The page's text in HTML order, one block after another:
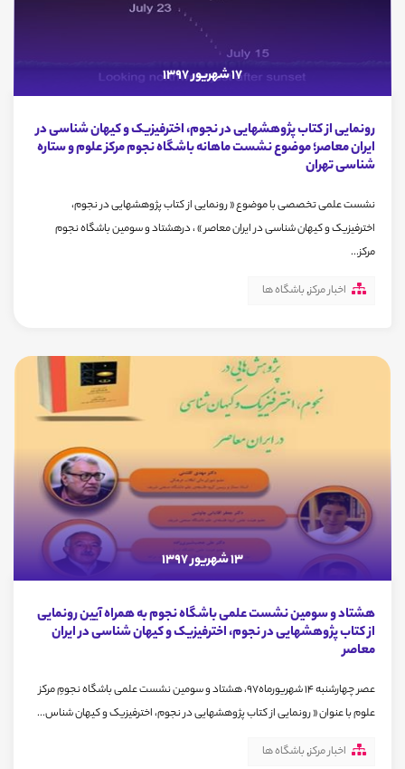
17 شهریور 1397
رونمایی از کتاب پژوهشهایی در نجوم، اخترفیزیک و کیهان شناسی در
ایران معاصر؛ موضوع نشست ماهانه باشگاه نجوم مرکز علوم و ستاره
شناسی تهران
نشست علمی تخصصی با موضوع « رونمایی از کتاب پژوهشهایی در نجوم،
اخترفیزیک و کیهان شناسی در ایران معاصر » ، درهشتاد و سومین باشگاه نجوم
مرکز...
اخبار مرکز,باشگاه ها
13 شهریور 1397
هشتاد و سومین نشست علمی باشگاه نجوم به همراه آیین رونمایی
از کتاب پژوهشهایی در نجوم، اخترفیزیک و کیهان شناسی در ایران
معاصر
عصر چهارشنبه 14 شهریورماه97، هشتاد و سومین نشست علمی باشگاه نجومِ مرکز
علوم با عنوان « رونمایی از کتاب پژوهشهایی در نجوم، اخترفیزیک و کیهان شناس...
اخبار مرکز,باشگاه ها